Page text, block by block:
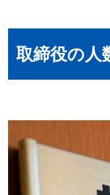
取締役の人